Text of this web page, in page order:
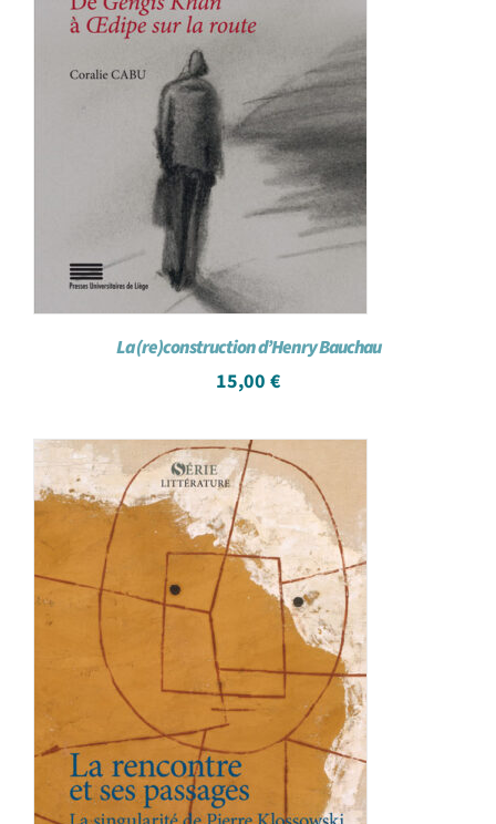
La (re)construction d’Henry Bauchau
15,00 €